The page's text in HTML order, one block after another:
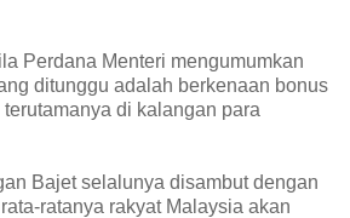
Perdana Menteri mengumumkan
ditunggu adalah berkenaan bonus
di kalangan para
Bajet selalunya disambut dengan
ratanya rakyat Malaysia akan